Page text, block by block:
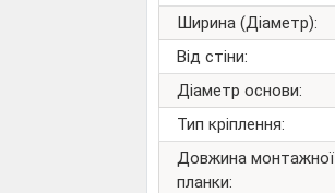
Ширина (Діаметр):
Від стіни:
Діаметр основи:
Тип кріплення:
Довжина монтажної
планки: